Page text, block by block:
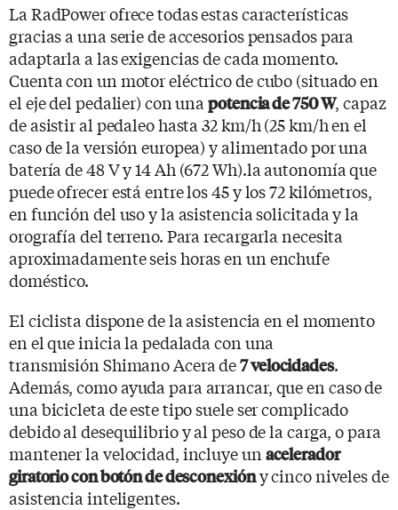
La RadPower ofrece todas estas características
gracias a una serie de accesorios pensados para
adaptarla a las exigencias de cada momento.
Cuenta con un motor eléctrico de cubo (situado en
el eje del pedalier) con unapotencia de 750 W, capaz
de asistir al pedaleo hasta 32 km/h (25 km/h en el
caso de la versión europea) y alimentado por una
batería de 48 V y 14 Ah (672 Wh).la autonomía que
puede ofrecer está entre los 45 y los 72 kilómetros,
en función del uso y la asistencia solicitada y la
orografía del terreno. Para recargarla necesita
aproximadamente seis horas en un enchufe
doméstico.
El ciclista dispone de la asistencia en el momento
en el que inicia la pedalada con una
transmisión Shimano Acera de7 velocidades.
Además, como ayuda para arrancar, que en caso de
una bicicleta de este tipo suele ser complicado
debido al desequilibrio y al peso de la carga, o para
mantener la velocidad, incluye un acelerador
giratorio con botón de desconexióny cinco niveles de
asistencia inteligentes.